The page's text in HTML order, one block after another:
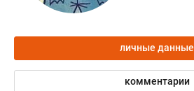
личные данные
комментарии